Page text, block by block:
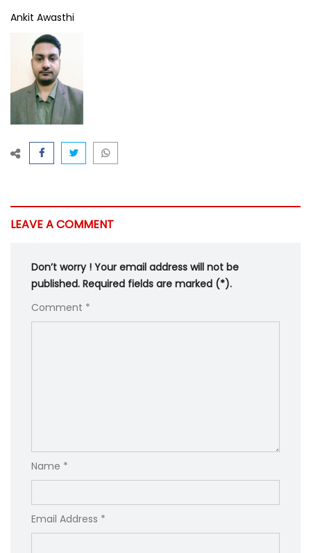
Ankit Awasthi
LEAVE A COMMENT
Don’t worry ! Your email address will not be
published. Required fields are marked (*).
Comment *
Name *
Email Address *